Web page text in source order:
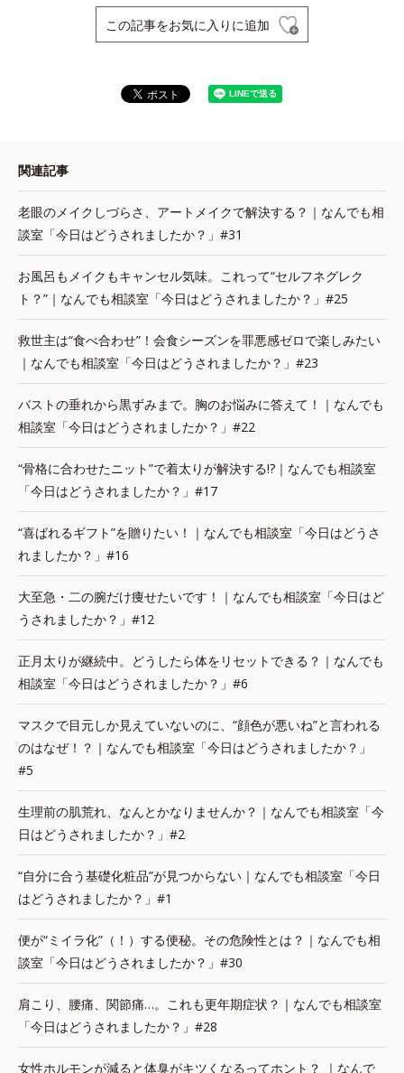
この記事をお気に入りに追加
関連記事
老眼のメイクしづらさ、アートメイクで解決する？｜なんでも相
談室「今日はどうされましたか？」#31
お風呂もメイクもキャンセル気味。これって“セルフネグレク
ト？”｜なんでも相談室「今日はどうされましたか？」#25
救世主は“食べ合わせ”！会食シーズンを罪悪感ゼロで楽しみたい
｜なんでも相談室「今日はどうされましたか？」#23
バストの垂れから黒ずみまで。胸のお悩みに答えて！｜なんでも
相談室「今日はどうされましたか？」#22
“骨格に合わせたニット”で着太りが解決する!?｜なんでも相談室
「今日はどうされましたか？」#17
“喜ばれるギフト”を贈りたい！｜なんでも相談室「今日はどうさ
れましたか？」#16
大至急・二の腕だけ痩せたいです！｜なんでも相談室「今日はど
うされましたか？」#12
正月太りが継続中。どうしたら体をリセットできる？｜なんでも
相談室「今日はどうされましたか？」#6
マスクで目元しか見えていないのに、“顔色が悪いね”と言われる
のはなぜ！？｜なんでも相談室「今日はどうされましたか？」
#5
生理前の肌荒れ、なんとかなりませんか？｜なんでも相談室「今
日はどうされましたか？」#2
“自分に合う基礎化粧品”が見つからない｜なんでも相談室「今日
はどうされましたか？」#1
便が“ミイラ化”（！）する便秘。その危険性とは？｜なんでも相
談室「今日はどうされましたか？」#30
肩こり、腰痛、関節痛…。これも更年期症状？｜なんでも相談室
「今日はどうされましたか？」#28
女性ホルモンが減ると体臭がキツくなるってホント？ ｜なんで